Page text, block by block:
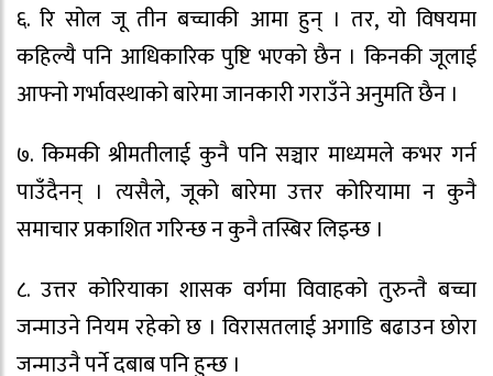
६. रि सोल जू तीन बच्चाकी आमा हुन् । तर, यो विषयमा
कहिल्यै पनि आधिकारिक पुष्टि भएको छैन । किनकी जूलाई
आफ्नो गर्भावस्थाको बारेमा जानकारी गराउँने अनुमति छैन ।
७. किमकी श्रीमतीलाई कुनै पनि सञ्चार माध्यमले कभर गर्न
पाउँदैनन् । त्यसैले, जूको बारेमा उत्तर कोरियामा न कुनै
समाचार प्रकाशित गरिन्छ न कुनै तस्बिर लिइन्छ ।
८. उत्तर कोरियाका शासक वर्गमा विवाहको तुरुन्तै बच्चा
जन्माउने नियम रहेको छ । विरासतलाई अगाडि बढाउन छोरा
जन्माउनै पर्ने दबाब पनि हुन्छ ।